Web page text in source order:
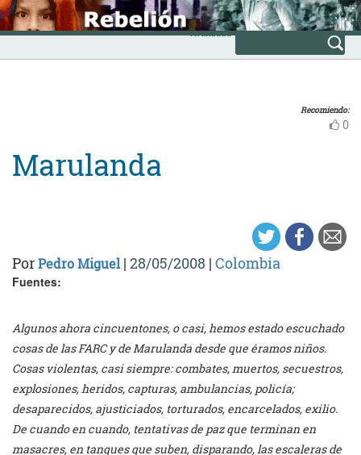
Skip
to
content
INICIO
Avanzada
Recomiendo:
0
Marulanda
PorPedro Miguel| 28/05/2008 | Colombia
Fuentes:
Algunos ahora cincuentones, o casi, hemos estado escuchado
cosas de las FARC y de Marulanda desde que éramos niños.
Cosas violentas, casi siempre: combates, muertos, secuestros,
explosiones, heridos, capturas, ambulancias, policía;
desaparecidos, ajusticiados, torturados, encarcelados, exilio.
De cuando en cuando, tentativas de paz que terminan en
masacres, en tanques que suben, disparando, las escaleras de